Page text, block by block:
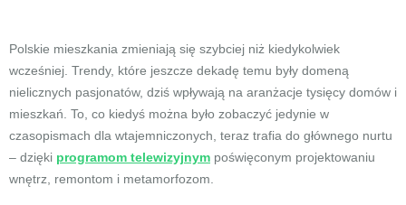
Polskie mieszkania zmieniają się szybciej niż kiedykolwiek
wcześniej. Trendy, które jeszcze dekadę temu były domeną
nielicznych pasjonatów, dziś wpływają na aranżacje tysięcy domów i
mieszkań. To, co kiedyś można było zobaczyć jedynie w
czasopismach dla wtajemniczonych, teraz trafia do głównego nurtu
– dzięki programom telewizyjnym poświęconym projektowaniu
wnętrz, remontom i metamorfozom.